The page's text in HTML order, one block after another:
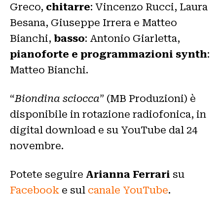
Greco, chitarre: Vincenzo Rucci, Laura
Besana, Giuseppe Irrera e Matteo
Bianchi, basso: Antonio Giarletta,
pianoforte e programmazioni synth:
Matteo Bianchi.
“Biondina sciocca” (MB Produzioni) è
disponibile in rotazione radiofonica, in
digital download e su YouTube dal 24
novembre.
Potete seguire Arianna Ferrari su
Facebook e sul canale YouTube.